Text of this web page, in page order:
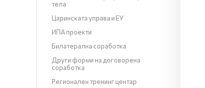
тела
Царинската управа и ЕУ
ИПА проекти
Билатерална соработка
Други форми на договорена
соработка
Регионален тренинг центар